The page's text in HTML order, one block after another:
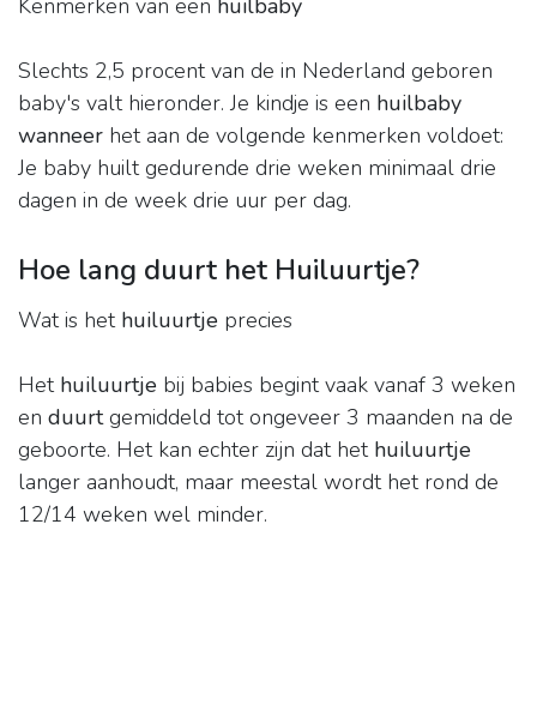
Kenmerken van een huilbaby
Slechts 2,5 procent van de in Nederland geboren
baby's valt hieronder. Je kindje is een huilbaby
wanneer het aan de volgende kenmerken voldoet:
Je baby huilt gedurende drie weken minimaal drie
dagen in de week drie uur per dag.
Hoe lang duurt het Huiluurtje?
Wat is het huiluurtje precies
Het huiluurtje bij babies begint vaak vanaf 3 weken
en duurtgemiddeld tot ongeveer 3 maanden na de
geboorte. Het kan echter zijn dat het huiluurtje
langer aanhoudt, maar meestal wordt het rond de
12/14 weken wel minder.